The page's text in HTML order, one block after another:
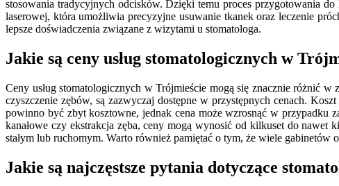
stosowania tradycyjnych odcisków. Dzięki temu proces przygotowania
laserowej, która umożliwia precyzyjne usuwanie tkanek oraz leczenie
lepsze doświadczenia związane z wizytami u stomatologa.
Jakie są ceny usług stomatologicznych w
Ceny usług stomatologicznych w Trójmieście mogą się znacznie różnić
czyszczenie zębów, są zazwyczaj dostępne w przystępnych cenach.
powinno być zbyt kosztowne, jednak cena może wzrosnąć w przypadku
kanałowe czy ekstrakcja zęba, ceny mogą wynosić od kilkuset do nawet
stałym lub ruchomym. Warto również pamiętać o tym, że wiele gabinetów
Jakie są najczęstsze pytania dotyczące